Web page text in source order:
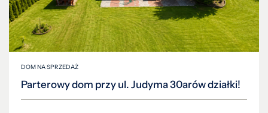
DOM NA SPRZEDAŻ
Parterowy dom przy ul. Judyma 30arów działki!